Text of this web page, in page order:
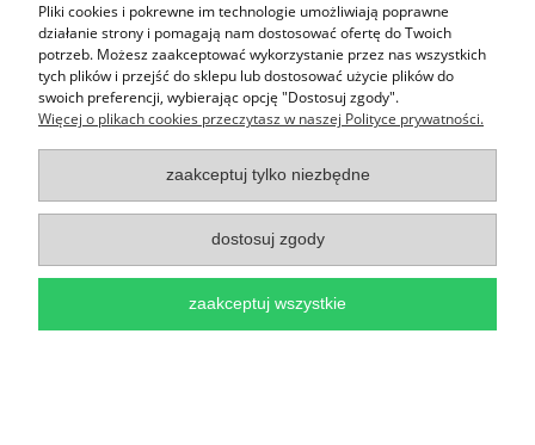
Ważne Informacje
pokaż pełną wersję strony
Pliki cookies i pokrewne im technologie umożliwiają poprawne
działanie strony i pomagają nam dostosować ofertę do Twoich
potrzeb. Możesz zaakceptować wykorzystanie przez nas wszystkich
tych plików i przejść do sklepu lub dostosować użycie plików do
swoich preferencji, wybierając opcję "Dostosuj zgody".
Więcej o plikach cookies przeczytasz w naszej Polityce prywatności.
zaakceptuj tylko niezbędne
dostosuj zgody
zaakceptuj wszystkie